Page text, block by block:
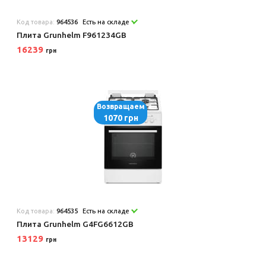
Код товара:964536 Есть на складе
Плита Grunhelm F961234GB
16239 грн
Возвращаем
1070 грн
Код товара:964535 Есть на складе
Плита Grunhelm G4FG6612GB
13129 грн